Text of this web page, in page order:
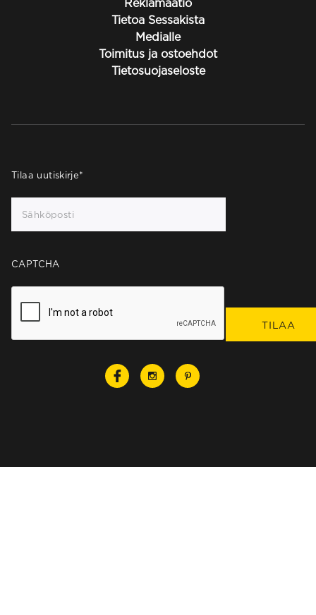
Reklamaatio
Tietoa Sessakista
Medialle
Toimitus ja ostoehdot
Tietosuojaseloste
Tilaa uutiskirje*
CAPTCHA